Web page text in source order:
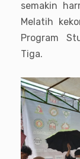
semakin
Melatih
Program
Tiga.